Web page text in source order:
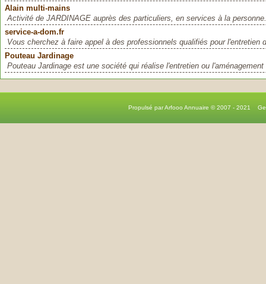
Alain multi-mains
Activité de JARDINAGE auprès des particuliers, en services à la
service-a-dom.fr
Vous cherchez à faire appel à des professionnels qualifiés pour l'entretien
Pouteau Jardinage
Pouteau Jardinage est une société qui réalise l'entretien ou
Propulsé par Arfooo Annuaire © 2007 - 2021